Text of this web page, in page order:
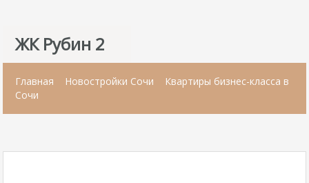
ЖК Рубин 2
Главная Новостройки Сочи
Квартиры бизнес-класса в
Сочи